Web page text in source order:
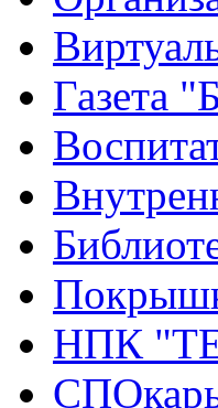
Газета
НПК